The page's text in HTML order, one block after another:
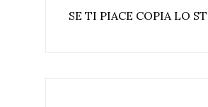
SE TI PIACE COPIA LO